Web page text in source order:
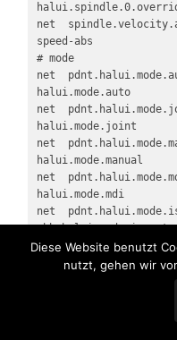
net
speed-abs
# mode
net
halui.mode.auto
net
halui.mode.joint
net
halui.mode.manual
net
halui.mode.mdi
net
whb.halui.mode.is-auto
net
whb.halui.mode.is-
net
manual
Diese Website benutzt
nutzt, gehen wir